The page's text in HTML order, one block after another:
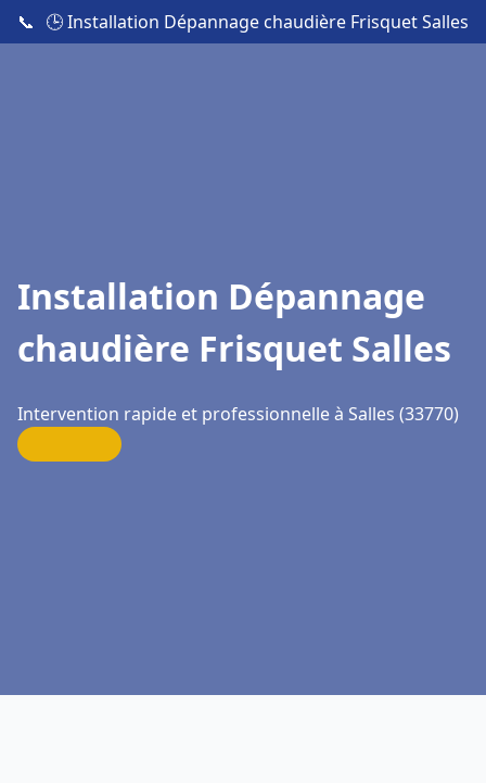
📞 🕒 Installation Dépannage chaudière Frisquet Salles
Installation Dépannage
chaudière Frisquet Salles
Intervention rapide et professionnelle à Salles (33770)